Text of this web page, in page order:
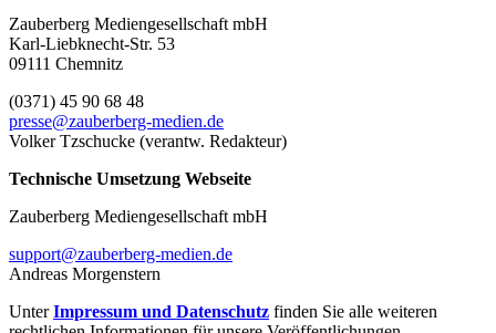
Zauberberg Mediengesellschaft mbH
Karl-Liebknecht-Str. 53
09111 Chemnitz
(0371) 45 90 68 48
presse@zauberberg-medien.de
Volker Tzschucke (verantw. Redakteur)
Technische Umsetzung Webseite
Zauberberg Mediengesellschaft mbH
support@zauberberg-medien.de
Andreas Morgenstern
UnterImpressum und Datenschutz finden Sie alle weiteren